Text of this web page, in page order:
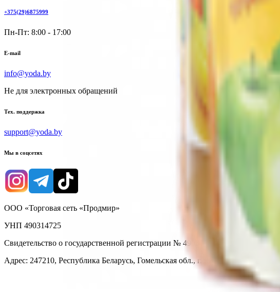
+375(29)6875999
Пн-Пт: 8:00 - 17:00
E-mail
info@yoda.by
Не для электронных обращений
Тех. поддержка
support@yoda.by
Мы в соцсетях
ООО «Торговая сеть «Продмир»
УНП 490314725
Свидетельство о государственной регистрации № 490314725 от 30.05.2003г
Адрес: 247210, Республика Беларусь, Гомельская обл., г. Жлобин, ул.